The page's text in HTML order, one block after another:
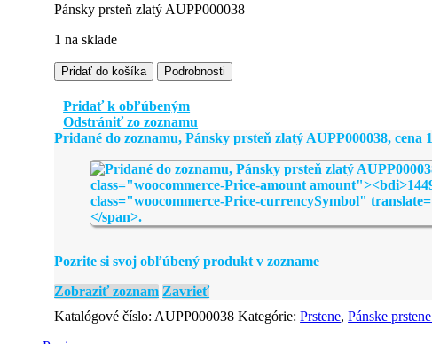
Pánsky prsteň zlatý AUPP000038
1 na sklade
množstvo
Pánsky
prsteň
zlatý
AUPP000038
Pridať do košíka Podrobnosti
Pridať k obľúbeným
Odstrániť zo zoznamu
Pridané do zoznamu, Pánsky prsteň zlatý AUPP000038, cena
Pozrite si svoj obľúbený produkt v zozname
Zobraziť zoznam Zavrieť
Katalógové číslo: AUPP000038 Kategórie:Prstene,Pánske